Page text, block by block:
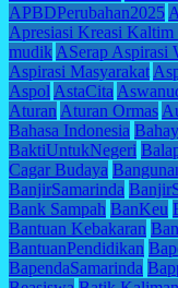
APBDPerubahan2025
Apresiasi Kreasi Kaltim
mudik ASerap Aspirasi
Aspirasi Masyarakat
Aspol AstaCita
Aturan Aturan Ormas
Bahasa Indonesia
BaktiUntukNegeri
Cagar Budaya
BanjirSamarinda
Bank Sampah BanKeu
Bantuan Kebakaran
BantuanPendidikan
BapendaSamarinda